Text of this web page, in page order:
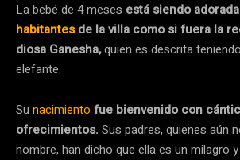
La bebé de 4 meses está siendo
habitantesde la villa como si fuera la
diosa Ganesha,quien es descrita
elefante.
Su nacimiento fue bienvenido con
ofrecimientos. Sus padres, quienes aún
nombre, han dicho que ella es un milagro